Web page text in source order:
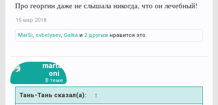
Про георгин даже не слышала никогда, что он лечебный!
15 мар 2018
MarSi, ovbelyaev, Galka и 2 другим нравится это.
martag
oni
В теме
Тань-Тань сказал(а): ↑